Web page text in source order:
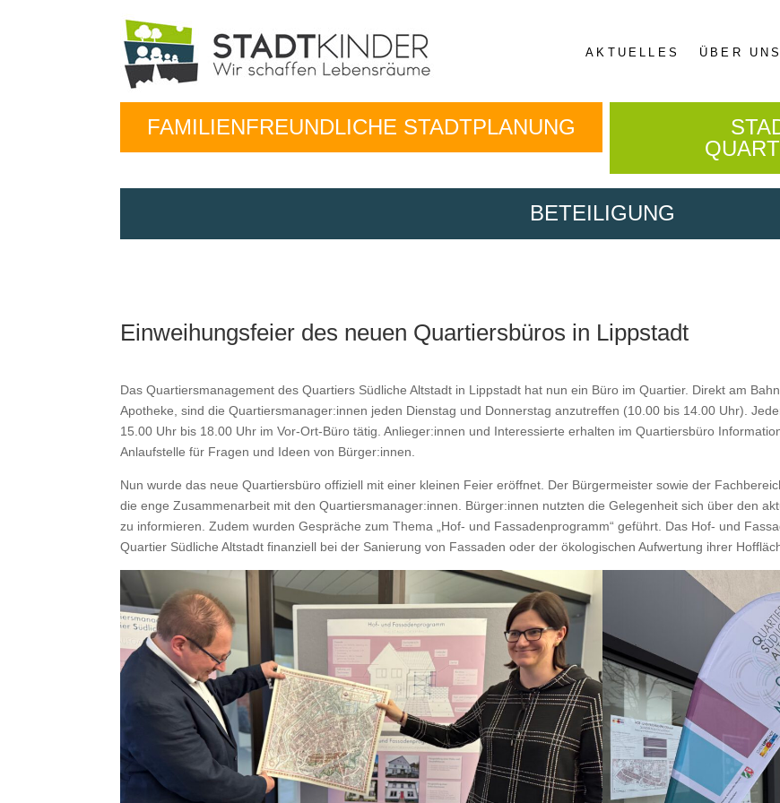
AKTUELLES ÜBER UNS
FAMILIENFREUNDLICHE STADTPLANUNG
BETEILIGUNG
Einweihungsfeier des neuen Quartiersbüros in Lippstadt
Das Quartiers­man­age­ment des Quartiers Südliche Alt­stadt in Lipp­stadt hat nun ein Büro im Quarti­er. Direkt am
Apotheke, sind die Quartiersmanager:innen jeden Dien­stag und Don­ner­stag anzutr­e­f­fen (10.00 bis 14.00 Uhr).
15.00 Uhr bis 18.00 Uhr im Vor-Ort-Büro tätig. Anlieger:innen und Inter­essierte erhal­ten im Quartiers­büro
Anlauf­stelle für Fra­gen und Ideen von Bürger:innen.
Nun wurde das neue Quartiers­büro offiziell mit ein­er kleinen Feier eröffnet. Der Bürg­er­meis­ter sowie der
die enge Zusam­me­nar­beit mit den Quartiersmanager:innen. Bürger:innen nutzten die Gele­gen­heit sich über den
zu informieren. Zudem wur­den Gespräche zum The­ma „Hof- und Fas­saden­pro­gramm“ geführt. Das Hof- und
Quarti­er Südliche Alt­stadt finanziell bei der Sanierung von Fas­saden oder der ökol­o­gis­chen Aufw­er­tung ihrer